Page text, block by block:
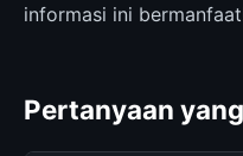
informasi ini
Pertanyaan